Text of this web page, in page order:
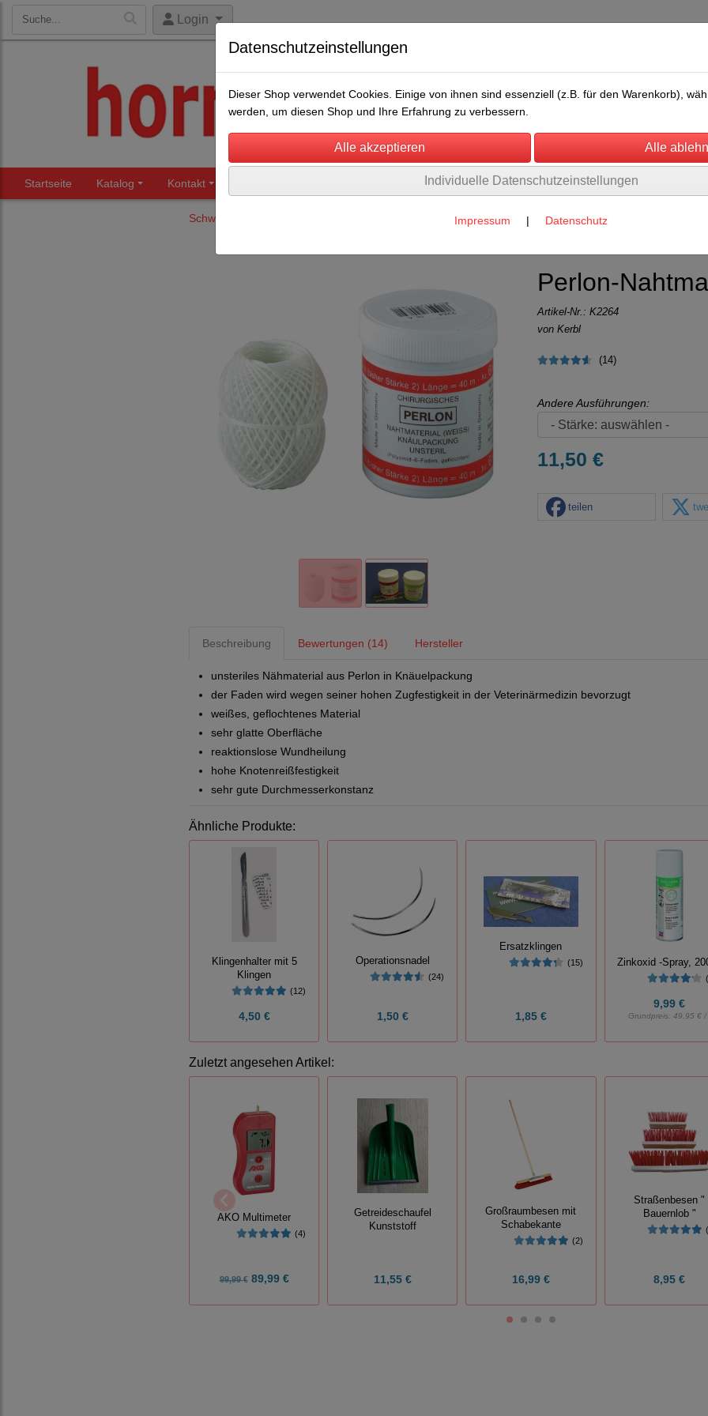
Login
Startseite Katalog Kontakt Über uns Umwelt Rechtliches
Schweinehaltung
Perlon-
Artikel-Nr.: K2264
von Kerbl
(14)
Andere Ausführungen:
11,50 €
teilen
Beschreibung Bewertungen (14) Hersteller
unsteriles Nähmaterial aus Perlon in Knäuelpackung
der Faden wird wegen seiner hohen Zugfestigkeit in der Veterinärmedizin bevorzugt
weißes, geflochtenes Material
sehr glatte Oberfläche
reaktionslose Wundheilung
hohe Knotenreißfestigkeit
sehr gute Durchmesserkonstanz
Ähnliche Produkte:
Klingenhalter mit 5
Klingen
(12)
4,50 €
Operationsnadel
(24)
1,50 €
Ersatzklingen
(15)
1,85 €
Zinkoxid -Spray,
9,99 €
Grundpreis:49,95 € /
Zuletzt angesehen Artikel:
AKO Multimeter
(4)
99,99 €89,99 €
Getreideschaufel
Kunststoff
11,55 €
Großraumbesen mit
Schabekante
(2)
16,99 €
Straßenbesen "
Bauernlob "
8,95 €
Datenschutzeinstellungen
Dieser Shop verwendet Cookies. Einige von ihnen sind essenziell (z.B. für den Warenkorb),
werden, um diesen Shop und Ihre Erfahrung zu verbessern.
Individuelle Datenschutzeinstellungen
Impressum | Datenschutz